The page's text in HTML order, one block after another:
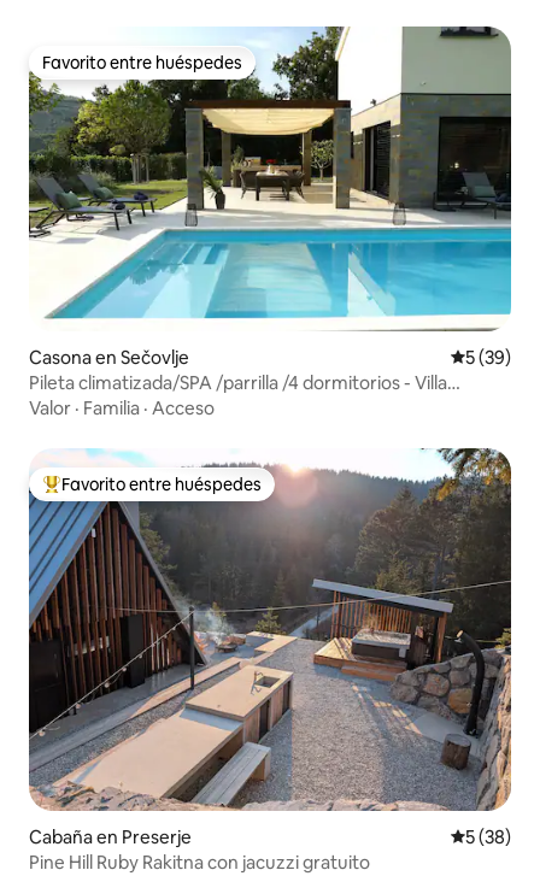
Favorito entre huéspedes
Favorito entre huéspedes
Casona en Sečovlje
5 (39)
Pileta climatizada/SPA /parrilla /4 dormitorios - Villa
Olivetum
Valor · Familia · Acceso
Favorito entre los huéspedes más destacados
Favorito entre huéspedes
Cabaña en Preserje
5 (38)
Pine Hill Ruby Rakitna con jacuzzi gratuito